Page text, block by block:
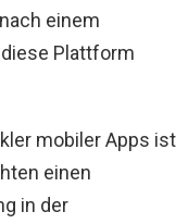
einem
Plattform
mobiler Apps ist
einen
in der